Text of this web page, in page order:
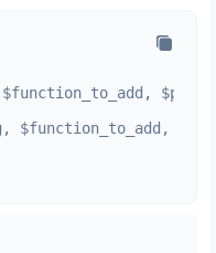
$function_to_add,